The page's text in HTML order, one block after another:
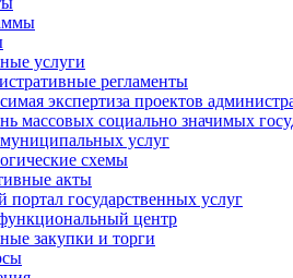
услуги
регламенты
экспертиза проектов
массовых социально значимых
муниципальных услуг
схемы
акты
государственных услуг
центр
закупки и торги